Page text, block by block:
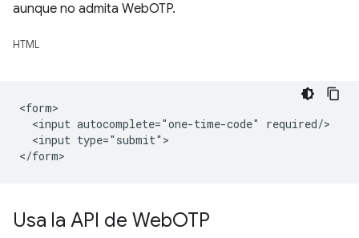
aunque no admita WebOTP.
HTML
<form>
  <input autocomplete="one-time-code" required/>
  <input type="submit">
Usa la API de WebOTP